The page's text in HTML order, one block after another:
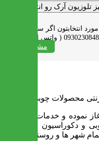
تلوزیون آرک رو انتخاب کردم
انتخابتون اگر سوالی دارید به
مشاهده همه
محصولات چوبی ایران میز
میز فعالیت خود را از سال 88 آغاز نموده و خدمات آن عبارت
و دکوراسیون و ارسال به
شهر ها و روستاهای کشور